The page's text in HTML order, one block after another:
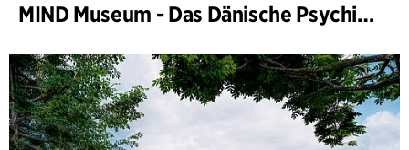
MIND Museum - Das Dänische Psychiatriemuseum